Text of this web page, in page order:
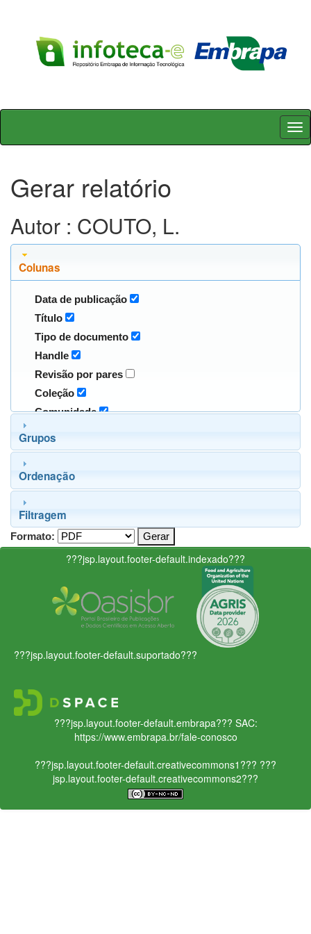
Skip
Gerar relatório
Autor : COUTO, L.
Colunas
Data de publicação
Título
Tipo de documento
Handle
Revisão por pares
Coleção
Comunidade
Grupos
Ordenação
Filtragem
Formato:
???jsp.layout.footer-default.indexado???
???jsp.layout.footer-default.suportado???
???jsp.layout.footer-default.embrapa??? SAC:
https://www.embrapa.br/fale-conosco
???jsp.layout.footer-default.creativecommons1??? ???
jsp.layout.footer-default.creativecommons2???